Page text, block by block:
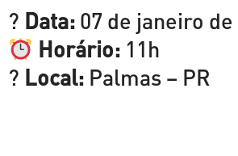
? Data: 07 de janeiro de
Horário:11h
? Local: Palmas – PR